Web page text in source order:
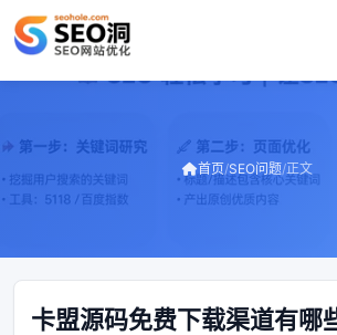
首页/SEO问题/正文
卡盟源码免费下载渠道有哪